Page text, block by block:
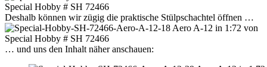
Deshalb können wir zügig die praktische Stülpschachtel öffnen …
… und uns den Inhalt näher anschauen: